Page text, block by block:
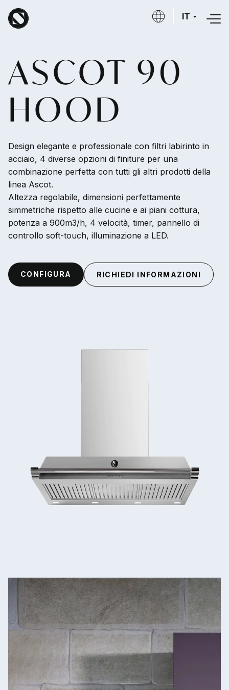
Salta al contenuto principale
IT
ASCOT 90
HOOD
Design elegante e professionale con filtri labirinto in
acciaio, 4 diverse opzioni di finiture per una
combinazione perfetta con tutti gli altri prodotti della
linea Ascot.
Altezza regolabile, dimensioni perfettamente
simmetriche rispetto alle cucine e ai piani cottura,
potenza a 900m3/h, 4 velocità, timer, pannello di
controllo soft-touch, illuminazione a LED.
CONFIGURA RICHIEDI INFORMAZIONI